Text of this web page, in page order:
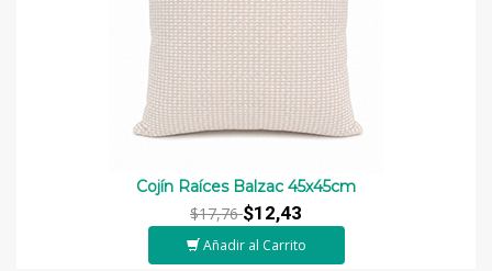
Cojín Raíces Balzac 45x45cm
$17,76$12,43
Añadir al Carrito